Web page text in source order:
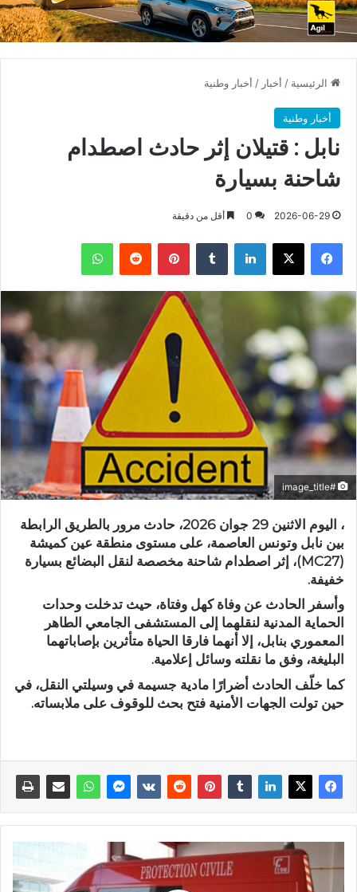
الرئيسية / أخبار / أخبار وطنية
أخبار وطنية
نابل : قتيلان إثر حادث اصطدام
شاحنة بسيارة
2026-06-29
0 أقل من دقيقة
فيسبوك X لينكدإن بينتيريست واتساب
#image_title
، اليوم الاثنين 29 جوان 2026، حادث مرور بالطريق الرابطة
بين نابل وتونس العاصمة، على مستوى منطقة عين كميشة
(MC27)، إثر اصطدام شاحنة مخصصة لنقل البضائع بسيارة
خفيفة.
وأسفر الحادث عن وفاة كهل وفتاة، حيث تدخلت وحدات
الحماية المدنية لنقلهما إلى المستشفى الجامعي الطاهر
المعموري بنابل، إلا أنهما فارقا الحياة متأثرين بإصاباتهما
البليغة، وفق ما نقلته وسائل إعلامية.
كما خلّف الحادث أضرارًا مادية جسيمة في وسيلتي النقل، في
حين تولت الجهات الأمنية فتح بحث للوقوف على ملابساته.